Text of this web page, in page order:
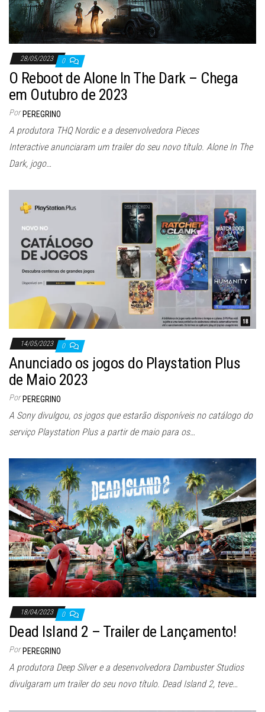
28/05/2023 0
O Reboot de Alone In The Dark – Chega
em Outubro de 2023
Por PEREGRINO
A produtora THQ Nordic e a desenvolvedora Pieces
Interactive anunciaram um trailer do seu novo título. Alone In The
Dark, jogo…
14/05/2023 0
Anunciado os jogos do Playstation Plus
de Maio 2023
Por PEREGRINO
A Sony divulgou, os jogos que estarão disponíveis no catálogo do
serviço Playstation Plus a partir de maio para os…
18/04/2023 0
Dead Island 2 – Trailer de Lançamento!
Por PEREGRINO
A produtora Deep Silver e a desenvolvedora Dambuster Studios
divulgaram um trailer do seu novo título. Dead Island 2, teve…